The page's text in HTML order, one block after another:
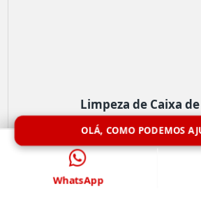
Limpeza de Caixa
OLÁ, COMO PODEMOS
WhatsApp